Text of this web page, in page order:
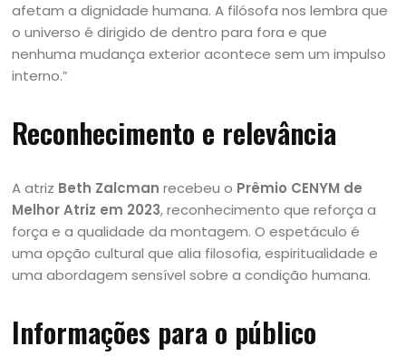
afetam a dignidade humana. A filósofa nos lembra que
o universo é dirigido de dentro para fora e que
nenhuma mudança exterior acontece sem um impulso
interno.”
Reconhecimento e relevância
A atriz Beth Zalcman recebeu o Prêmio CENYM de
Melhor Atriz em 2023, reconhecimento que reforça a
força e a qualidade da montagem. O espetáculo é
uma opção cultural que alia filosofia, espiritualidade e
uma abordagem sensível sobre a condição humana.
Informações para o público